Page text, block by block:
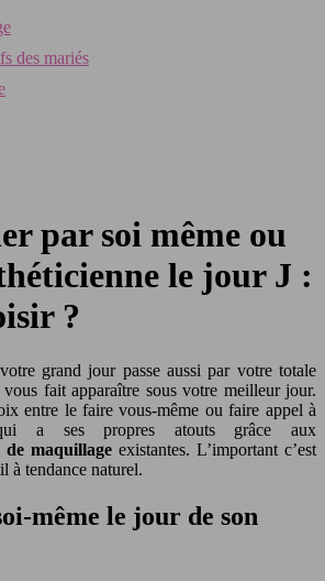
des mariés
par soi même ou
le jour J :
?
grand jour passe aussi par votre totale
fait apparaître sous votre meilleur jour.
entre le faire vous-même ou faire appel à
a ses propres atouts grâce aux
de maquillage existantes. L’important c’est
à tendance naturel.
même le jour de son